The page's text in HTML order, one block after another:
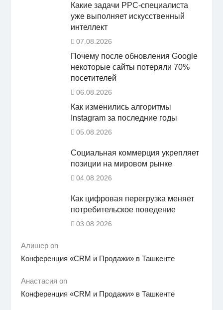
Какие задачи PPC-специалиста
уже выполняет искусственный
интеллект
07.08.2026
Почему после обновления Google
некоторые сайты потеряли 70%
посетителей
06.08.2026
Как изменились алгоритмы
Instagram за последние годы
05.08.2026
Социальная коммерция укрепляет
позиции на мировом рынке
04.08.2026
Как цифровая перегрузка меняет
потребительское поведение
03.08.2026
Алишер on
Конференция «CRM и Продажи» в Ташкенте
Анастасия on
Конференция «CRM и Продажи» в Ташкенте